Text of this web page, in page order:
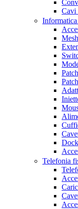
Cavi
Mesh
Telefonia